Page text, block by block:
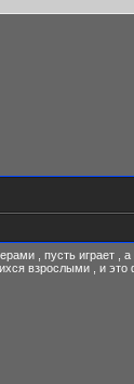
, пусть
взрослыми , и это